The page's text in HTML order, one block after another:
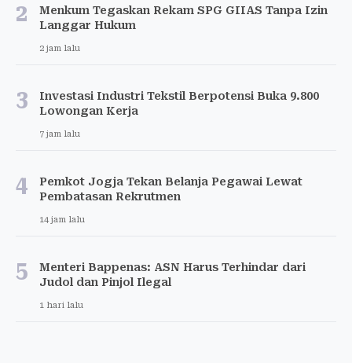
2
Menkum Tegaskan Rekam SPG GIIAS Tanpa Izin
Langgar Hukum
2 jam lalu
3
Investasi Industri Tekstil Berpotensi Buka 9.800
Lowongan Kerja
7 jam lalu
4
Pemkot Jogja Tekan Belanja Pegawai Lewat
Pembatasan Rekrutmen
14 jam lalu
5
Menteri Bappenas: ASN Harus Terhindar dari
Judol dan Pinjol Ilegal
1 hari lalu